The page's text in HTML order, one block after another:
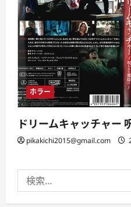
ホラー
ドリームキャッチャー
pikakichi2015@gmail.com
索: